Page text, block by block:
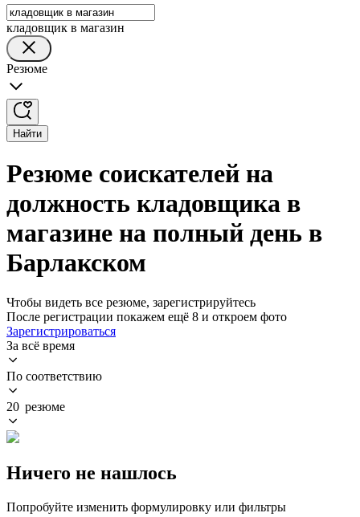
кладовщик в магазин
Резюме
Найти
Резюме соискателей на
должность кладовщика в
магазине на полный день в
Барлакском
Чтобы видеть все резюме, зарегистрируйтесь
После регистрации покажем ещё 8 и откроем фото
Зарегистрироваться
За всё время
По соответствию
20 резюме
Ничего не нашлось
Попробуйте изменить формулировку или фильтры